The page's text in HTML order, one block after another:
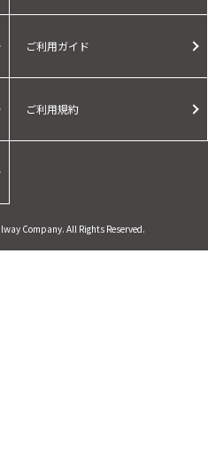
ご利用ガイド
ご利用規約
Company. All Rights Reserved.